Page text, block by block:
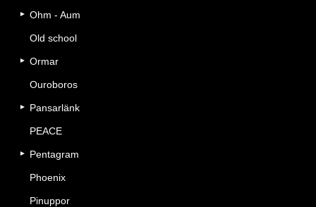
Ohm - Aum
Old school
Ormar
Ouroboros
Pansarlänk
PEACE
Pentagram
Phoenix
Pinuppor